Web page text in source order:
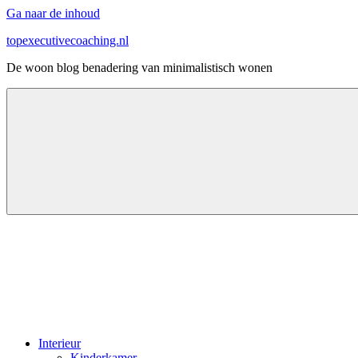
Ga naar de inhoud
topexecutivecoaching.nl
De woon blog benadering van minimalistisch wonen
Interieur